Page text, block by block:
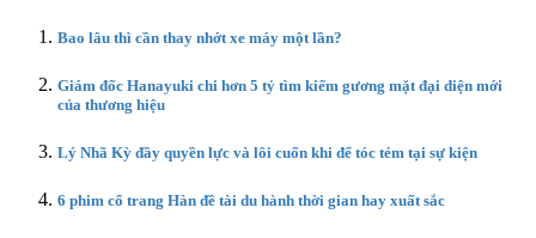
Bao lâu thì cần thay nhớt xe máy một lần?
Giám đốc Hanayuki chi hơn 5 tỷ tìm kiếm gương mặt đại diện mới
của thương hiệu
Lý Nhã Kỳ đầy quyền lực và lôi cuốn khi để tóc tém tại sự kiện
6 phim cổ trang Hàn đề tài du hành thời gian hay xuất sắc